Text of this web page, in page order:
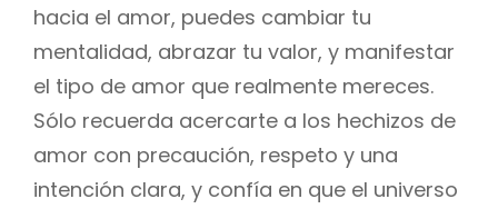
hacia el amor, puedes cambiar tu
mentalidad, abrazar tu valor, y manifestar
el tipo de amor que realmente mereces.
Sólo recuerda acercarte a los hechizos de
amor con precaución, respeto y una
intención clara, y confía en que el universo